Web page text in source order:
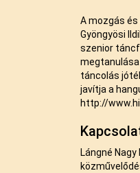
A mozgás
Gyöngyösi
szenior
táncolás
javítja a
http://
Lángné Nagy